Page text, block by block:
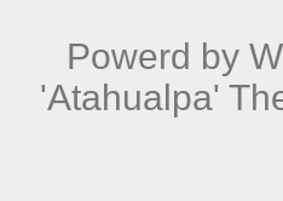
Powerd by
'Atahualpa'